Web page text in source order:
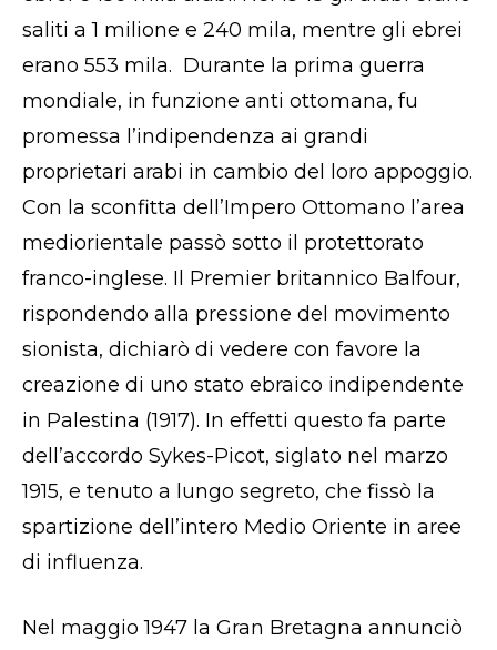
saliti a 1 milione e 240 mila, mentre gli ebrei
erano 553 mila. Durante la prima guerra
mondiale, in funzione anti ottomana, fu
promessa l’indipendenza ai grandi
proprietari arabi in cambio del loro appoggio.
Con la sconfitta dell’Impero Ottomano l’area
mediorientale passò sotto il protettorato
franco-inglese. Il Premier britannico Balfour,
rispondendo alla pressione del movimento
sionista, dichiarò di vedere con favore la
creazione di uno stato ebraico indipendente
in Palestina (1917). In effetti questo fa parte
dell’accordo Sykes-Picot, siglato nel marzo
1915, e tenuto a lungo segreto, che fissò la
spartizione dell’intero Medio Oriente in aree
di influenza.
Nel maggio 1947 la Gran Bretagna annunciò